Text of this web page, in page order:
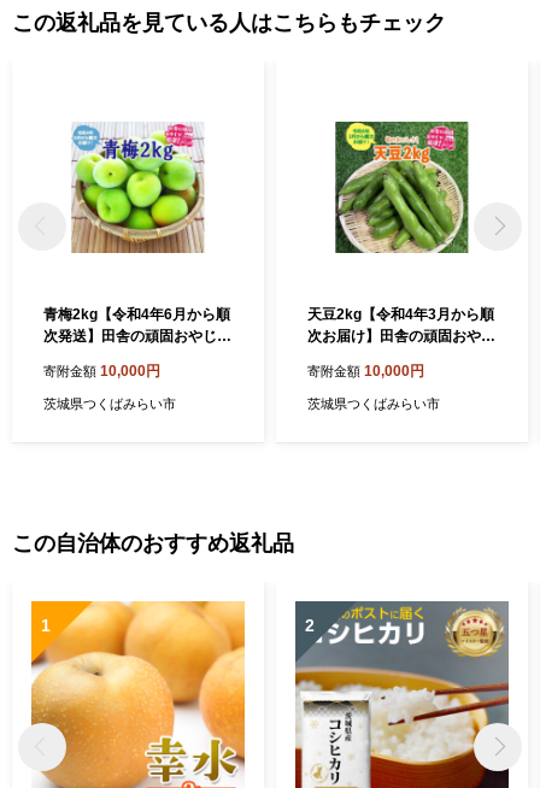
この返礼品を見ている人はこちらもチェック
青梅2kg【令和4年6月から順
次発送】田舎の頑固おやじが
寄附金額 10,000円
茨城県つくばみらい市
天豆2kg【令和4年3月から順
次お届け】田舎の頑固おやじ
寄附金額 10,000円
茨城県つくばみらい市
この自治体のおすすめ返礼品
1 2